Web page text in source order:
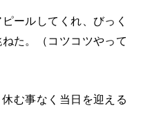
ールしてくれ、びっく
た。（コツコツやって
む事なく当日を迎える